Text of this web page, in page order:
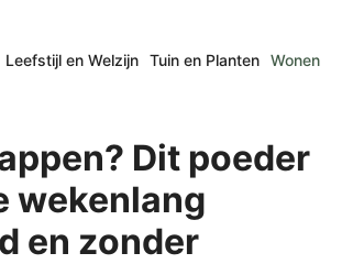
Leefstijl en Welzijn Tuin en Planten Wonen
Dit poeder
wekenlang
en zonder